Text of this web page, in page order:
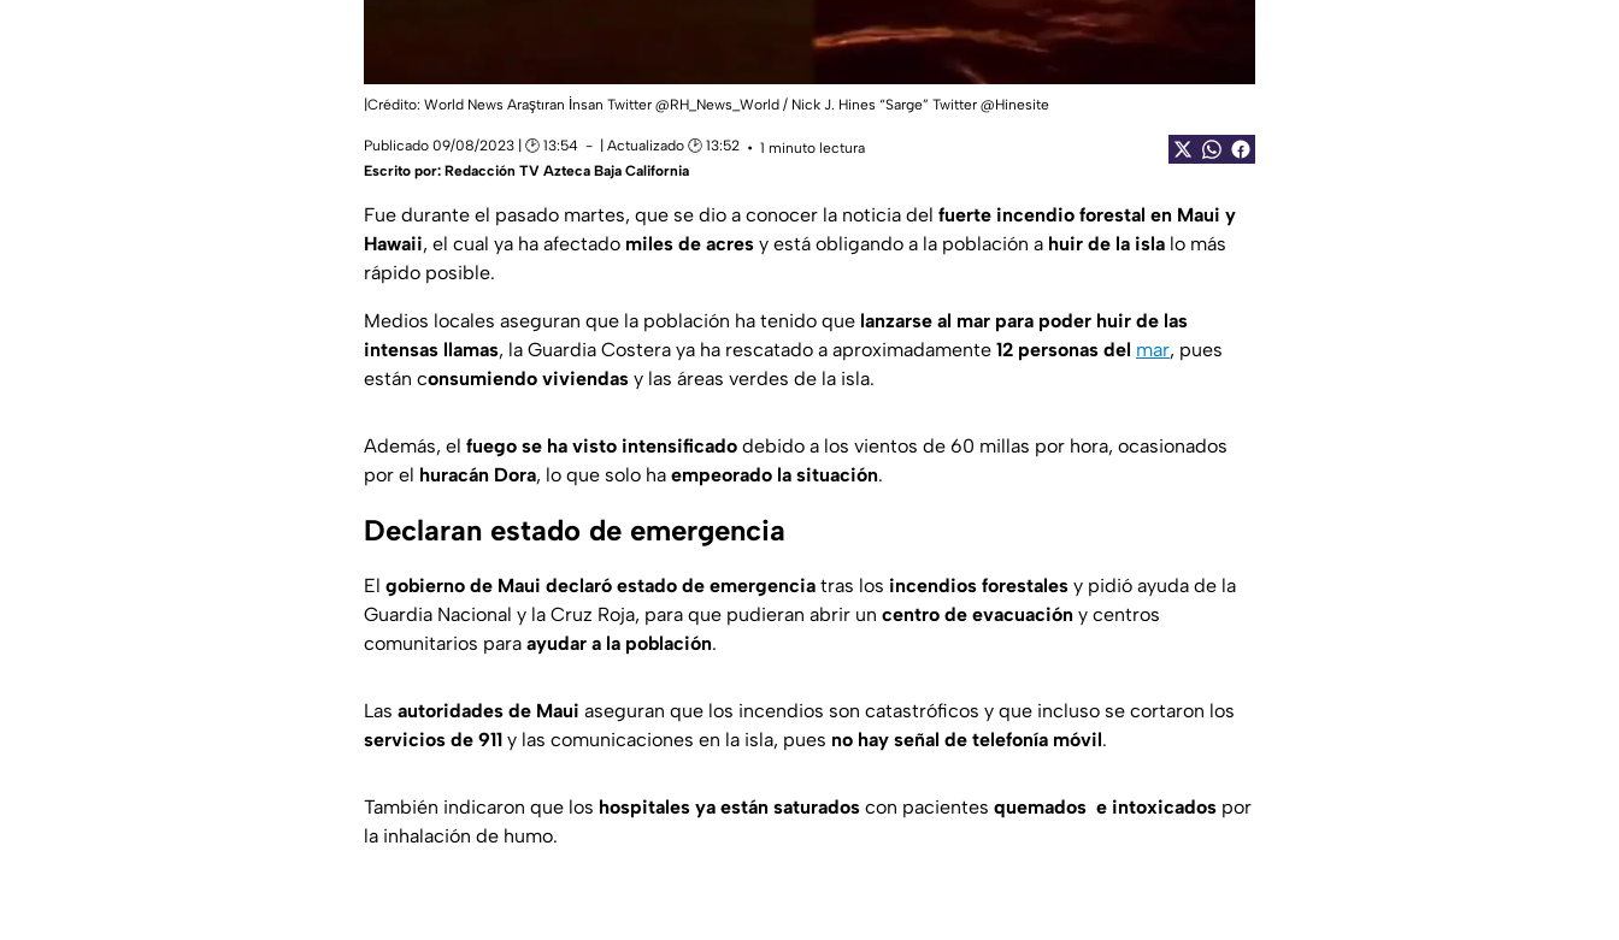
|Crédito: World News Araştıran İnsan Twitter @RH_News_World / Nick J. Hines “Sarge” Twitter @Hinesite
Publicado 09/08/2023 | 🕑 13:54 | Actualizado 🕑 13:52
1 minuto lectura
Escrito por: Redacción TV Azteca Baja California
Fue durante el pasado martes, que se dio a conocer la noticia del fuerte incendio forestal en Maui y
Hawaii, el cual ya ha afectado miles de acres y está obligando a la población a huir de la isla lo más
rápido posible.
Medios locales aseguran que la población ha tenido que lanzarse al mar para poder huir de las
intensas llamas, la Guardia Costera ya ha rescatado a aproximadamente 12 personas del mar, pues
están consumiendo viviendas y las áreas verdes de la isla.
Además, el fuego se ha visto intensificado debido a los vientos de 60 millas por hora, ocasionados
por el huracán Dora, lo que solo ha empeorado la situación.
Declaran estado de emergencia
El gobierno de Maui declaró estado de emergencia tras los incendios forestales y pidió ayuda de la
Guardia Nacional y la Cruz Roja, para que pudieran abrir un centro de evacuación y centros
comunitarios para ayudar a la población.
Las autoridades de Maui aseguran que los incendios son catastróficos y que incluso se cortaron los
servicios de 911 y las comunicaciones en la isla, pues no hay señal de telefonía móvil.
También indicaron que los hospitales ya están saturados con pacientes quemados e intoxicados por
la inhalación de humo.